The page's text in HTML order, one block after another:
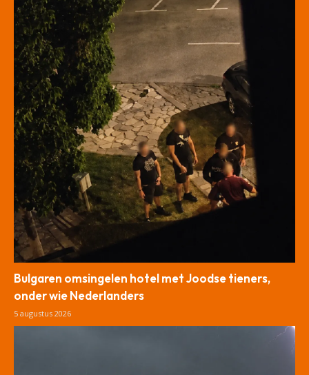
Bulgaren omsingelen hotel met Joodse tieners,
onder wie Nederlanders
5 augustus 2026